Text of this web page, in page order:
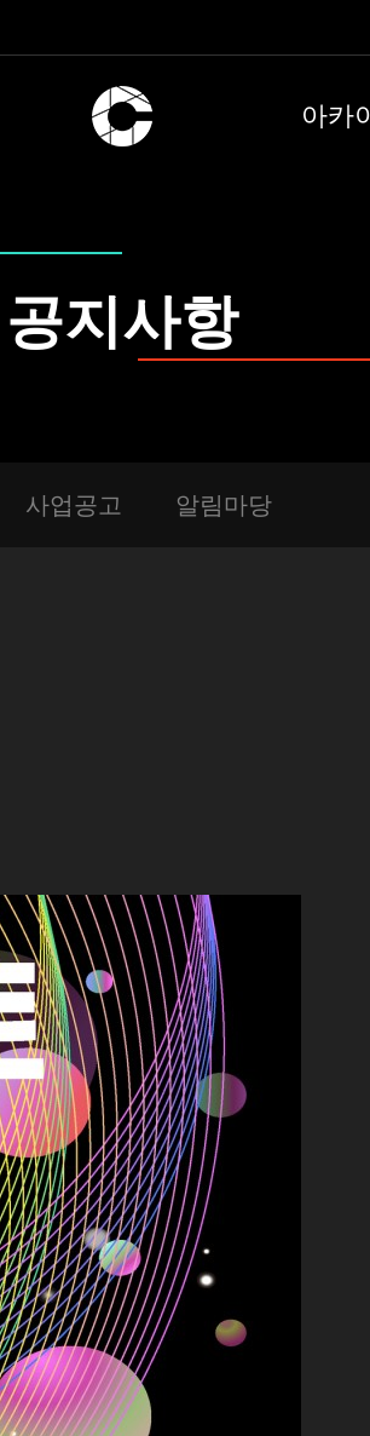
아카
공지사항
사업공고 알림마당